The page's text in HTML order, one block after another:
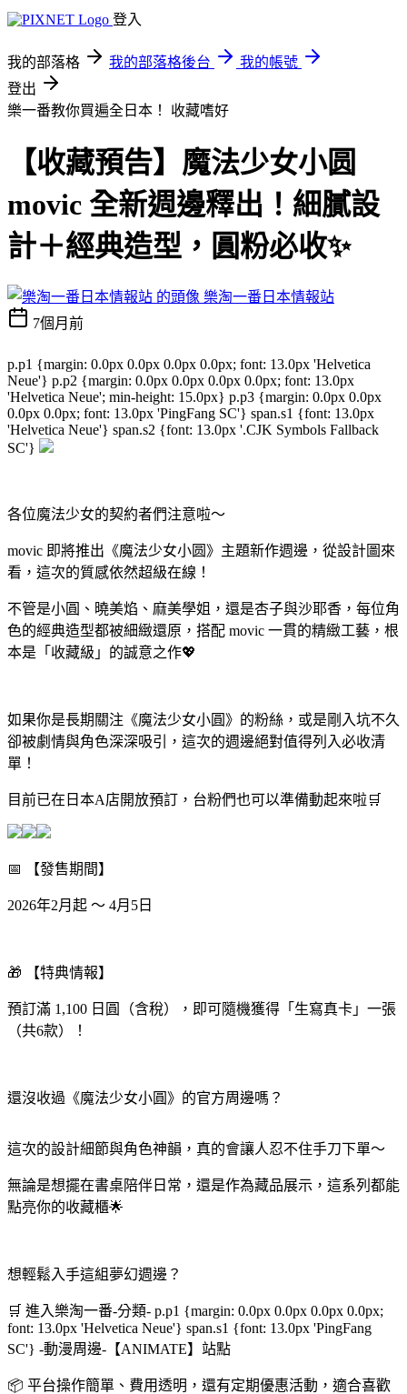
登入
我的部落格 我的部落格後台
我的帳號
登出
樂一番教你買遍全日本！ 收藏嗜好
【收藏預告】魔法少女小圆
movic 全新週邊釋出！細膩設
計＋經典造型，圓粉必收✨
樂淘一番日本情報站
7個月前
p.p1 {margin: 0.0px 0.0px 0.0px 0.0px; font: 13.0px 'Helvetica
Neue'} p.p2 {margin: 0.0px 0.0px 0.0px 0.0px; font: 13.0px
'Helvetica Neue'; min-height: 15.0px} p.p3 {margin: 0.0px 0.0px
0.0px 0.0px; font: 13.0px 'PingFang SC'} span.s1 {font: 13.0px
'Helvetica Neue'} span.s2 {font: 13.0px '.CJK Symbols Fallback
SC'}
各位魔法少女的契約者們注意啦～
movic 即將推出《魔法少女小圆》主題新作週邊，從設計圖來
看，這次的質感依然超級在線！
不管是小圓、曉美焰、麻美學姐，還是杏子與沙耶香，每位角
色的經典造型都被細緻還原，搭配 movic 一貫的精緻工藝，根
本是「收藏級」的誠意之作💖
如果你是長期關注《魔法少女小圓》的粉絲，或是剛入坑不久
卻被劇情與角色深深吸引，這次的週邊絕對值得列入必收清
單！
目前已在日本A店開放預訂，台粉們也可以準備動起來啦🛒
📅 【發售期間】
2026年2月起 ～ 4月5日
🎁 【特典情報】
預訂滿 1,100 日圓（含稅），即可隨機獲得「生寫真卡」一張
（共6款）！
還沒收過《魔法少女小圓》的官方周邊嗎？
這次的設計細節與角色神韻，真的會讓人忍不住手刀下單～
無論是想擺在書桌陪伴日常，還是作為藏品展示，這系列都能
點亮你的收藏櫃🌟
想輕鬆入手這組夢幻週邊？
🛒 進入樂淘一番-分類- p.p1 {margin: 0.0px 0.0px 0.0px 0.0px;
font: 13.0px 'Helvetica Neue'} span.s1 {font: 13.0px 'PingFang
SC'} -動漫周邊- 【ANIMATE】站點
📦 平台操作簡單、費用透明，還有定期優惠活動，適合喜歡